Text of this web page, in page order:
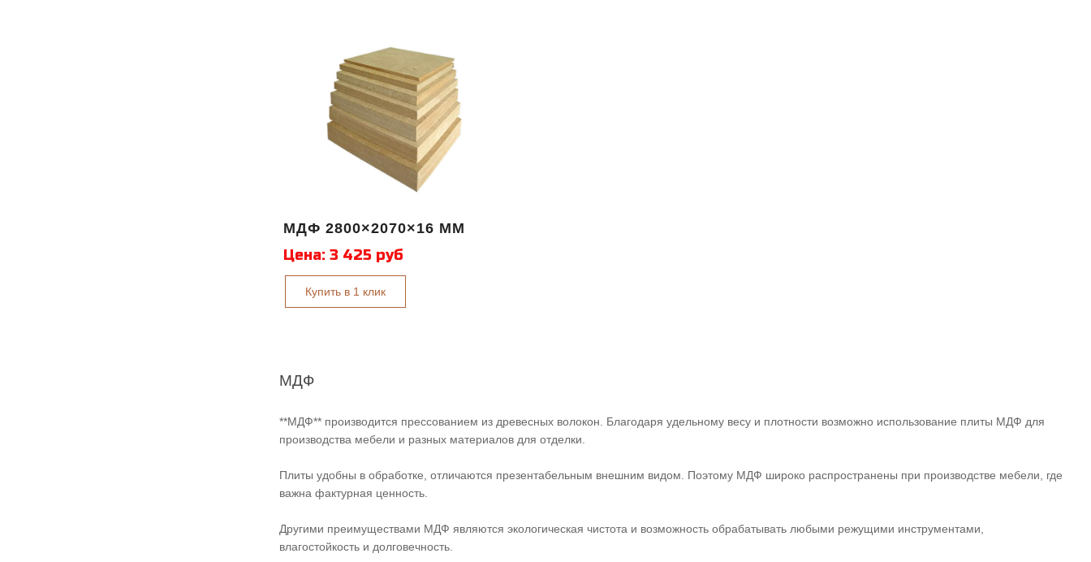
МДФ 2800×2070×16 ММ
Цена:3 425 руб
Купить в 1 клик
МДФ
**МДФ** производится прессованием из древесных волокон. Благодаря удельному весу и плотности возможно использование плиты МДФ для
производства мебели и разных материалов для отделки.
Плиты удобны в обработке, отличаются презентабельным внешним видом. Поэтому МДФ широко распространены при производстве мебели, где
важна фактурная ценность.
Другими преимуществами МДФ являются экологическая чистота и возможность обрабатывать любыми режущими инструментами,
влагостойкость и долговечность.